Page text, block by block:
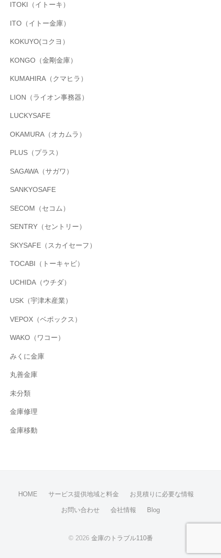
ITOKI（イトーキ）
ITO（イトー金庫）
KOKUYO(コクヨ）
KONGO（金剛金庫）
KUMAHIRA（クマヒラ）
LION（ライオン事務器）
LUCKYSAFE
OKAMURA（オカムラ）
PLUS（プラス）
SAGAWA（サガワ）
SANKYOSAFE
SECOM（セコム）
SENTRY（セントリー）
SKYSAFE（スカイセーフ）
TOCABI（トーキャビ）
UCHIDA（ウチダ）
USK（宇津木産業）
VEPOX（ベポックス）
WAKO（ワコー）
みくに金庫
丸善金庫
未分類
金庫修理
金庫移動
HOME サービス提供地域と料金 お見積りに必要な情報
お問い合わせ 会社情報 Blog
© 2026 金庫のトラブル110番